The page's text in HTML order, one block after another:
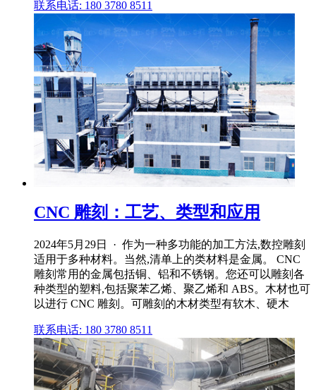
联系电话: 180 3780 8511
CNC 雕刻：工艺、类型和应用
2024年5月29日 · 作为一种多功能的加工方法,数控雕刻
适用于多种材料。当然,清单上的类材料是金属。 CNC
雕刻常用的金属包括铜、铝和不锈钢。您还可以雕刻各
种类型的塑料,包括聚苯乙烯、聚乙烯和 ABS。木材也可
以进行 CNC 雕刻。可雕刻的木材类型有软木、硬木
联系电话: 180 3780 8511